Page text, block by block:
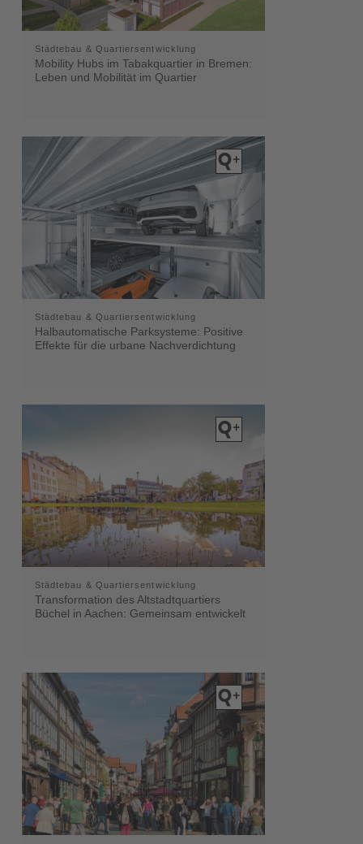
Städtebau & Quartiersentwicklung
Mobility Hubs im Tabakquartier in Bremen:
Leben und Mobilität im Quartier
Städtebau & Quartiersentwicklung
Halbautomatische Parksysteme: Positive
Effekte für die urbane Nachverdichtung
Städtebau & Quartiersentwicklung
Transformation des Altstadtquartiers
Büchel in Aachen: Gemeinsam entwickelt